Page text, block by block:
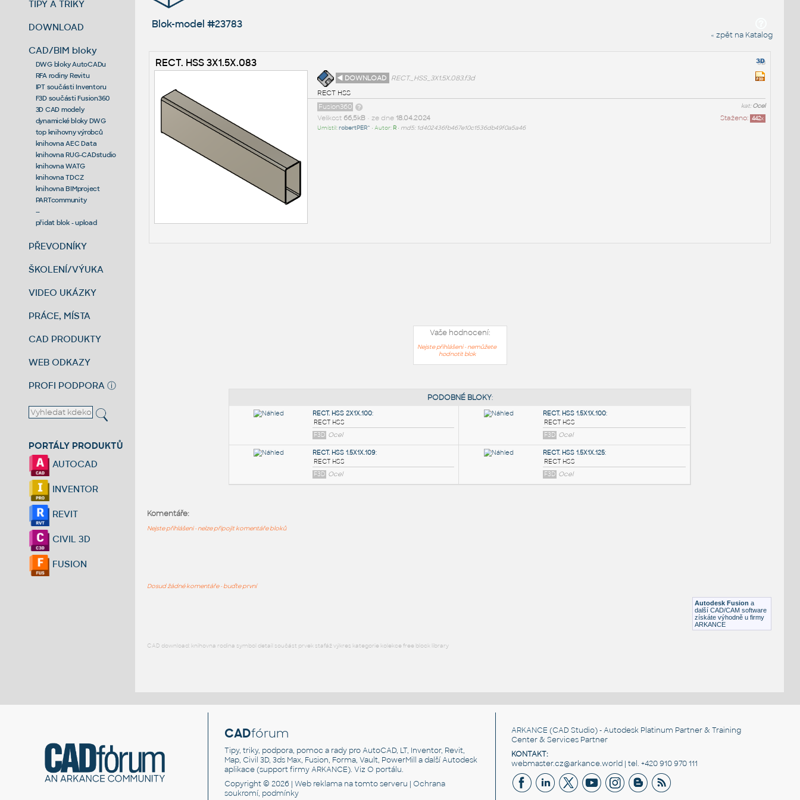
TIPY A TRIKY
DOWNLOAD
CAD/BIM bloky
DWG bloky AutoCADu
RFA rodiny Revitu
IPT součásti Inventoru
F3D součásti Fusion360
3D CAD modely
dynamické bloky DWG
top knihovny výrobců
knihovna AEC Data
knihovna RUG-CADstudio
knihovna WATG
knihovna TDCZ
knihovna BIMproject
PARTcommunity
--
přidat blok - upload
PŘEVODNÍKY
ŠKOLENÍ/VÝUKA
VIDEO UKÁZKY
PRÁCE, MÍSTA
CAD PRODUKTY
WEB ODKAZY
PROFI PODPORA ⓘ
PORTÁLY PRODUKTŮ
AUTOCAD
INVENTOR
REVIT
CIVIL 3D
FUSION
Blok-model #23783
« zpět na Katalog
RECT. HSS 3X1.5X.083
◄ DOWNLOAD
RECT._HSS_3X1.5X.083.f3d
RECT HSS
kat:Ocel
Fusion360
Staženo: 442x
Velikost 66,5kB• ze dne 18.04.2024
Umístil:robertPER^ • Autor: R• md5: 1d402436fb467e10c1536db49f0a5a46
Vaše hodnocení:
Nejste přihlášeni - nemůžete
hodnotit blok
Autodesk Fusion a
další CAD/CAM software
získáte výhodně u firmy
ARKANCE
Komentáře:
Nejste přihlášeni - nelze připojit komentáře bloků
Dosud žádné komentáře - buďte první
CAD download: knihovna rodina symbol detail součást prvek stafáž výkres kategorie kolekce free block library
CADfórum
Tipy, triky, podpora, pomoc a rady pro AutoCAD, LT, Inventor, Revit,
Map, Civil 3D, 3ds Max, Fusion, Forma, Vault, PowerMill a další Autodesk
aplikace (support firmy ARKANCE). VizO portálu.
Copyright © 2026 |Web reklama na tomto serveru |Ochrana
soukromí, podmínky
ARKANCE (CAD Studio) - Autodesk Platinum Partner & Training
Center & Services Partner
KONTAKT:
webmaster.cz@arkance.world | tel. +420 910 970 111